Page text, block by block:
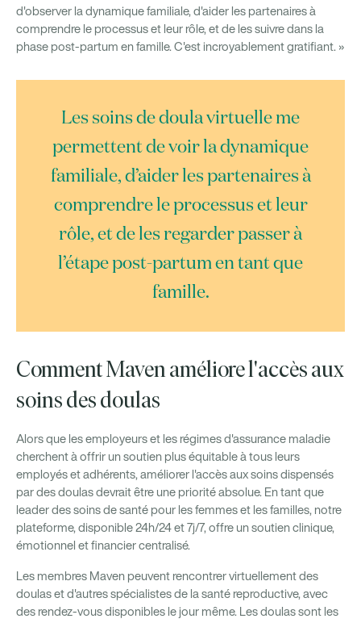
d'observer la dynamique familiale, d'aider les partenaires à
comprendre le processus et leur rôle, et de les suivre dans la
phase post-partum en famille. C'est incroyablement gratifiant. »
Les soins de doula virtuelle me
permettent de voir la dynamique
familiale, d’aider les partenaires à
comprendre le processus et leur
rôle, et de les regarder passer à
l’étape post-partum en tant que
famille.
Comment Maven améliore l'accès aux
soins des doulas
Alors que les employeurs et les régimes d'assurance maladie
cherchent à offrir un soutien plus équitable à tous leurs
employés et adhérents, améliorer l'accès aux soins dispensés
par des doulas devrait être une priorité absolue. En tant que
leader des soins de santé pour les femmes et les familles, notre
plateforme, disponible 24h/24 et 7j/7, offre un soutien clinique,
émotionnel et financier centralisé.
Les membres Maven peuvent rencontrer virtuellement des
doulas et d'autres spécialistes de la santé reproductive, avec
des rendez-vous disponibles le jour même. Les doulas sont les